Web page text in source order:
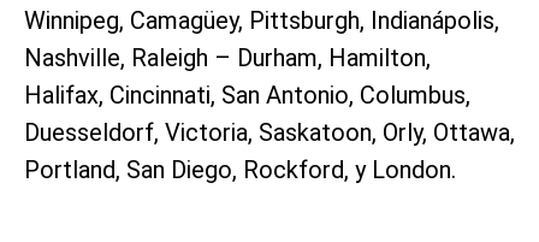
Winnipeg, Camagüey, Pittsburgh, Indianápolis,
Nashville, Raleigh – Durham, Hamilton,
Halifax, Cincinnati, San Antonio, Columbus,
Duesseldorf, Victoria, Saskatoon, Orly, Ottawa,
Portland, San Diego, Rockford, y London.